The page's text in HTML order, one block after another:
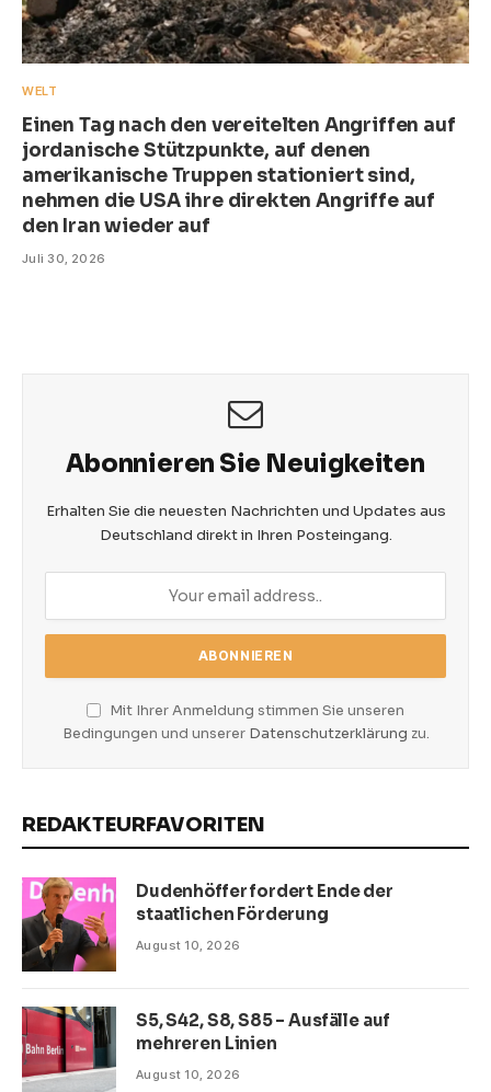
WELT
Einen Tag nach den vereitelten Angriffen auf
jordanische Stützpunkte, auf denen
amerikanische Truppen stationiert sind,
nehmen die USA ihre direkten Angriffe auf
den Iran wieder auf
Juli 30, 2026
Abonnieren Sie Neuigkeiten
Erhalten Sie die neuesten Nachrichten und Updates aus
Deutschland direkt in Ihren Posteingang.
Mit Ihrer Anmeldung stimmen Sie unseren
Bedingungen und unserer Datenschutzerklärung zu.
REDAKTEURFAVORITEN
Dudenhöffer fordert Ende der
staatlichen Förderung
August 10, 2026
S5, S42, S8, S85 – Ausfälle auf
mehreren Linien
August 10, 2026